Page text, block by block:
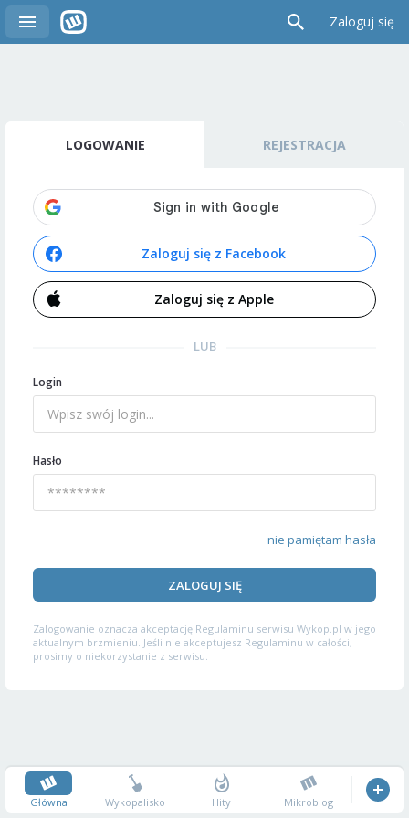
Zaloguj się
LOGOWANIE REJESTRACJA
Zaloguj się z Facebook
Zaloguj się z Apple
LUB
Login
Hasło
nie pamiętam hasła
ZALOGUJ SIĘ
Zalogowanie oznacza akceptację Regulaminu serwisu Wykop.pl w jego
aktualnym brzmieniu. Jeśli nie akceptujesz Regulaminu w całości,
prosimy o niekorzystanie z serwisu.
Główna Wykopalisko Hity Mikroblog